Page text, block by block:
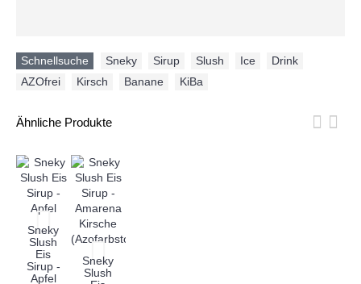
Schnellsuche Sneky Sirup Slush Ice Drink
AZOfrei
Kirsch Banane KiBa
Ähnliche Produkte
Sneky
Slush
Eis
Sirup -
Apfel
Sneky
Slush